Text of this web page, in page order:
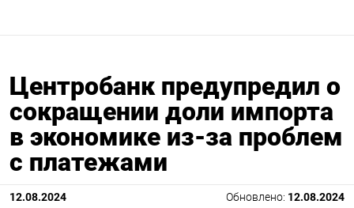
Центробанк предупредил о
сокращении доли импорта
в экономике из-за проблем
с платежами
12.08.2024 Обновлено: 12.08.2024